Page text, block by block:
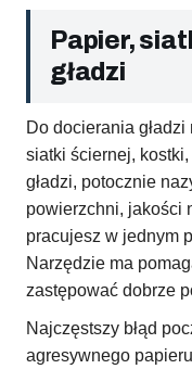
Papier,
gładzi
Do docierania
siatki ściernej,
gładzi, potocznie
powierzchni, jakości
pracujesz w jednym
Narzędzie ma
zastępować dobrze
Najczęstszy błąd
agresywnego